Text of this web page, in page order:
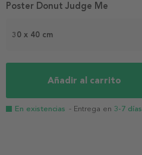
30 x 40 cm
Añadir al carrito
En existencias - Entrega en 3-7 días
Poster Donut Judge Me